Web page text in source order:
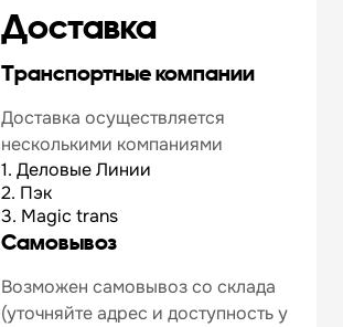
Доставка
Транспортные компании
Доставка осуществляется
несколькими компаниями
1. Деловые Линии
2. Пэк
3. Magic trans
Самовывоз
Возможен самовывоз со склада
(уточняйте адрес и доступность у